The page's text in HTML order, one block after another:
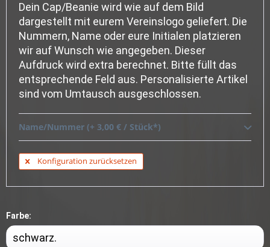
Dein Cap/Beanie wird wie auf dem Bild
dargestellt mit eurem Vereinslogo geliefert. Die
Nummern, Name oder eure Initialen platzieren
wir auf Wunsch wie angegeben. Dieser
Aufdruck wird extra berechnet. Bitte füllt das
entsprechende Feld aus. Personalisierte Artikel
sind vom Umtausch ausgeschlossen.
Name/Nummer (+ 3,00 € / Stück*)
Konfiguration zurücksetzen
Farbe: